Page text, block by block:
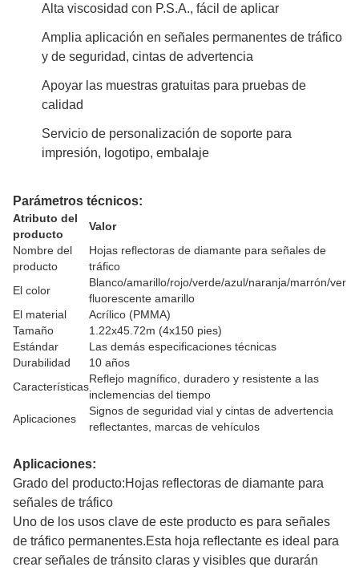
Alta viscosidad con P.S.A., fácil de aplicar
Amplia aplicación en señales permanentes de tráfico
y de seguridad, cintas de advertencia
Apoyar las muestras gratuitas para pruebas de
calidad
Servicio de personalización de soporte para
impresión, logotipo, embalaje
Parámetros técnicos:
Atributo del
producto
Valor
Nombre del
producto
Hojas reflectoras de diamante para señales de
tráfico
El color
Blanco/amarillo/rojo/verde/azul/naranja/marrón/verde
fluorescente amarillo
El material
Acrílico (PMMA)
Tamaño
1.22x45.72m (4x150 pies)
Estándar
Las demás especificaciones técnicas
Durabilidad
10 años
Características
Reflejo magnífico, duradero y resistente a las
inclemencias del tiempo
Aplicaciones
Signos de seguridad vial y cintas de advertencia
reflectantes, marcas de vehículos
Aplicaciones:
Grado del producto:Hojas reflectoras de diamante para
señales de tráfico
Uno de los usos clave de este producto es para señales
de tráfico permanentes.Esta hoja reflectante es ideal para
crear señales de tránsito claras y visibles que durarán